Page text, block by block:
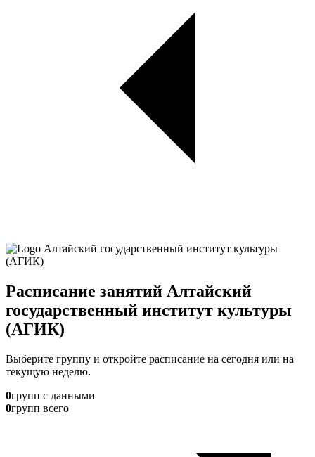
Расписание занятий Алтайский
государственный институт культуры
(АГИК)
Выберите группу и откройте расписание на сегодня или на
текущую неделю.
0групп с данными
0групп всего